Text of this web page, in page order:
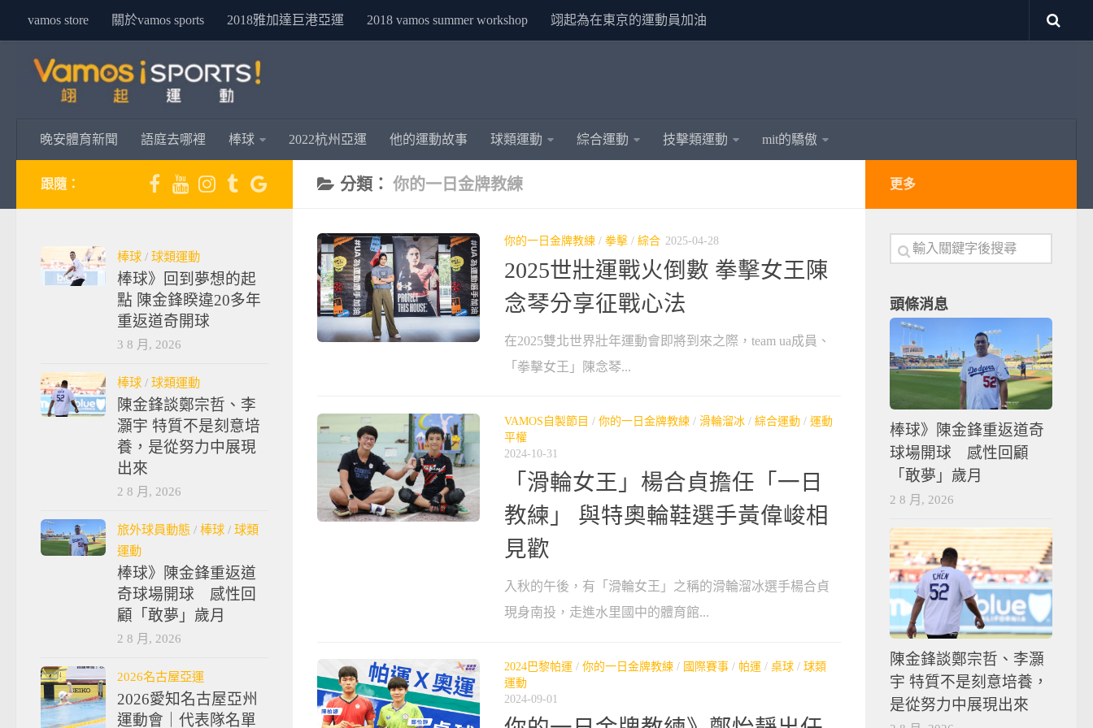
vamos store 關於vamos sports 2018雅加達巨港亞運 2018 vamos summer workshop 翊起為在東京的運動員加油
晚安體育新聞 語庭去哪裡 棒球 2022杭州亞運 他的運動故事 球類運動 綜合運動 技擊類運動 mit的驕傲
分類： 你的一日金牌教練
你的一日金牌教練 / 拳擊 / 綜合 2025-04-28
2025世壯運戰火倒數 拳擊女王陳
念琴分享征戰心法
在2025雙北世界壯年運動會即將到來之際，team ua成員、
「拳擊女王」陳念琴...
VAMOS自製節目 / 你的一日金牌教練 / 滑輪溜冰 / 綜合運動 / 運動
平權
2024-10-31
「滑輪女王」楊合貞擔任「一日
教練」 與特奧輪鞋選手黃偉峻相
見歡
入秋的午後，有「滑輪女王」之稱的滑輪溜冰選手楊合貞
現身南投，走進水里國中的體育館...
2024巴黎帕運 / 你的一日金牌教練 / 國際賽事 / 帕運 / 桌球 / 球類
運動
2024-09-01
跟隨：
棒球 / 球類運動
棒球》回到夢想的起
點 陳金鋒睽違20多年
重返道奇開球
3 8 月, 2026
棒球 / 球類運動
陳金鋒談鄭宗哲、李
灝宇 特質不是刻意培
養，是從努力中展現
出來
2 8 月, 2026
旅外球員動態 / 棒球 / 球類
運動
棒球》陳金鋒重返道
奇球場開球 感性回
顧「敢夢」歲月
2 8 月, 2026
2026名古屋亞運
2026愛知名古屋亞州
運動會｜代表隊名單
更多
頭條消息
棒球》陳金鋒重返道奇
球場開球 感性回顧
「敢夢」歲月
2 8 月, 2026
陳金鋒談鄭宗哲、李灝
宇 特質不是刻意培養，
是從努力中展現出來